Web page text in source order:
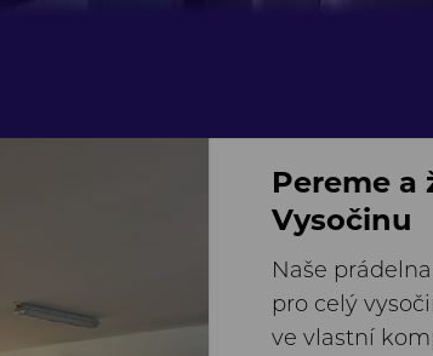
Pereme a
Vysočinu
Naše
pro celý
ve vlastní